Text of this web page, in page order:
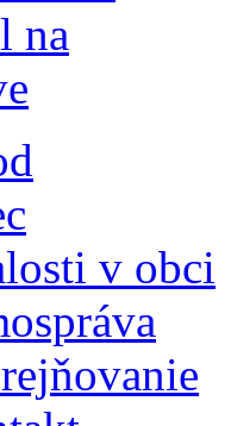
v obci